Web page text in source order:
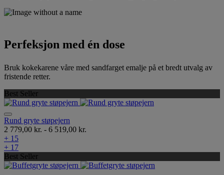
Perfeksjon med én dose
Bruk kokekarene våre med sandfarget emalje på et bredt utvalg av
fristende retter.
Best Seller
Rund gryte støpejern
2 779,00 kr. - 6 519,00 kr.
+ 15
+ 17
Best Seller